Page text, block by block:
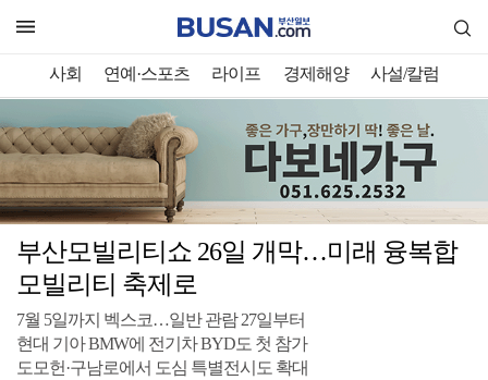
사회 연예·스포츠 라이프 경제해양 사설/칼럼
부산모빌리티쇼 26일 개막…미래 융복합
모빌리티 축제로
7월 5일까지 벡스코…일반 관람 27일부터
현대 기아 BMW에 전기차 BYD도 첫 참가
도모헌·구남로에서 도심 특별전시도 확대